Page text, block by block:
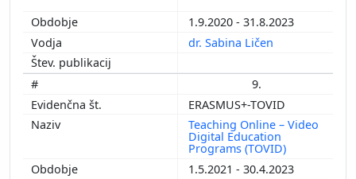
1.9.2020 - 31.8.2023
dr. Sabina Ličen
9.
ERASMUS+-TOVID
Teaching Online – Video
Digital Education
Programs (TOVID)
1.5.2021 - 30.4.2023